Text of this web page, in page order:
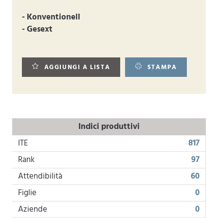
- Konventionell
- Gesext
AGGIUNGI A LISTA STAMPA
Indici produttivi
ITE
817
Rank
97
Attendibilità
60
Figlie
0
Aziende
0